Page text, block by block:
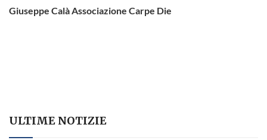
Giuseppe Calà Associazione Carpe Die
ULTIME NOTIZIE